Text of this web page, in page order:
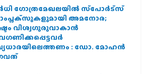
ഗോത്രമേഖലയില്‍ സ്‌പോര്‍ട്‌സ്
അമനോര;
വിശ്വഗുരുവാകാന്‍
: ഡോ. മോഹന്‍